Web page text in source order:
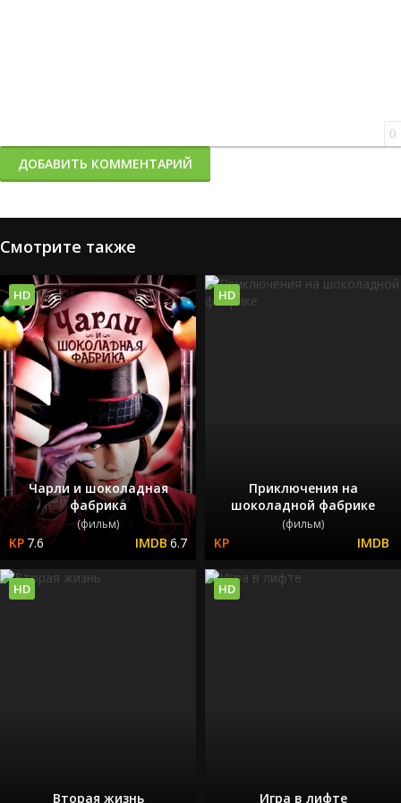
0
ДОБАВИТЬ КОММЕНТАРИЙ
Смотрите также
Чарли и шоколадная
фабрика
(фильм)
7.6 6.7
HD
Приключения на
шоколадной фабрике
(фильм)
HD
Вторая жизнь
HD
Игра в лифте
HD